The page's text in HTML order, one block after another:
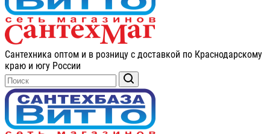
Сантехника оптом и в розницу с доставкой по Краснодарскому
краю и югу России